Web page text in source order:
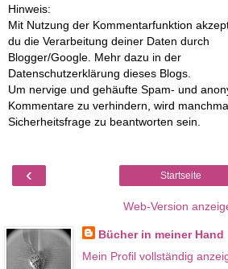
Hinweis:
Mit Nutzung der Kommentarfunktion
du die Verarbeitung deiner Daten durch
Blogger/Google. Mehr dazu in der
Datenschutzerklärung dieses Blogs.
Um nervige und gehäufte Spam- und
Kommentare zu verhindern, wird
Sicherheitsfrage zu beantworten sein.
‹ Startseite
Web-Version
Bücher in meiner Hand
Mein Profil vollständig